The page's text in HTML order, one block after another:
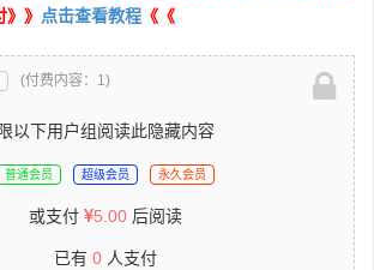
》 点击查看教程 《《
(付费内容：1)
限以下用户组阅读此隐藏内容
普通会员 超级会员 永久会员
或支付 5.00 后阅读
已有 0 人支付